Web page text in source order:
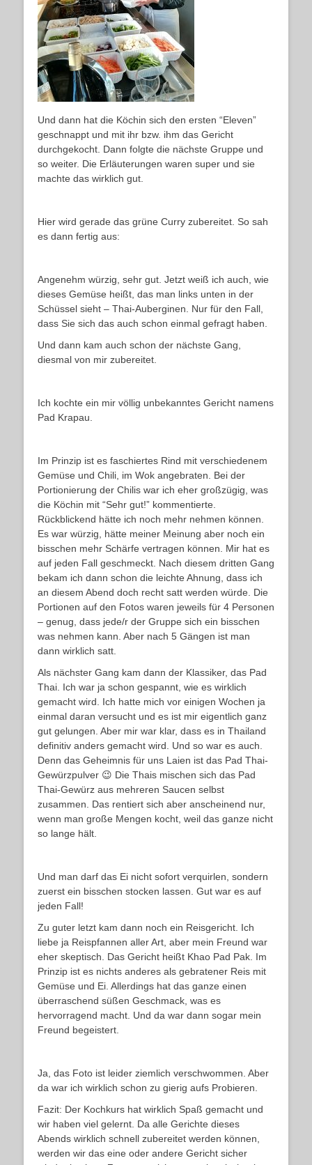
Und dann hat die Köchin sich den ersten “Eleven”
geschnappt und mit ihr bzw. ihm das Gericht
durchgekocht. Dann folgte die nächste Gruppe und
so weiter. Die Erläuterungen waren super und sie
machte das wirklich gut.
Hier wird gerade das grüne Curry zubereitet. So sah
es dann fertig aus:
Angenehm würzig, sehr gut. Jetzt weiß ich auch, wie
dieses Gemüse heißt, das man links unten in der
Schüssel sieht – Thai-Auberginen. Nur für den Fall,
dass Sie sich das auch schon einmal gefragt haben.
Und dann kam auch schon der nächste Gang,
diesmal von mir zubereitet.
Ich kochte ein mir völlig unbekanntes Gericht namens
Pad Krapau.
Im Prinzip ist es faschiertes Rind mit verschiedenem
Gemüse und Chili, im Wok angebraten. Bei der
Portionierung der Chilis war ich eher großzügig, was
die Köchin mit “Sehr gut!” kommentierte.
Rückblickend hätte ich noch mehr nehmen können.
Es war würzig, hätte meiner Meinung aber noch ein
bisschen mehr Schärfe vertragen können. Mir hat es
auf jeden Fall geschmeckt. Nach diesem dritten Gang
bekam ich dann schon die leichte Ahnung, dass ich
an diesem Abend doch recht satt werden würde. Die
Portionen auf den Fotos waren jeweils für 4 Personen
– genug, dass jede/r der Gruppe sich ein bisschen
was nehmen kann. Aber nach 5 Gängen ist man
dann wirklich satt.
Als nächster Gang kam dann der Klassiker, das Pad
Thai. Ich war ja schon gespannt, wie es wirklich
gemacht wird. Ich hatte mich vor einigen Wochen ja
einmal daran versucht und es ist mir eigentlich ganz
gut gelungen. Aber mir war klar, dass es in Thailand
definitiv anders gemacht wird. Und so war es auch.
Denn das Geheimnis für uns Laien ist das Pad Thai-
Gewürzpulver 😉 Die Thais mischen sich das Pad
Thai-Gewürz aus mehreren Saucen selbst
zusammen. Das rentiert sich aber anscheinend nur,
wenn man große Mengen kocht, weil das ganze nicht
so lange hält.
Und man darf das Ei nicht sofort verquirlen, sondern
zuerst ein bisschen stocken lassen. Gut war es auf
jeden Fall!
Zu guter letzt kam dann noch ein Reisgericht. Ich
liebe ja Reispfannen aller Art, aber mein Freund war
eher skeptisch. Das Gericht heißt Khao Pad Pak. Im
Prinzip ist es nichts anderes als gebratener Reis mit
Gemüse und Ei. Allerdings hat das ganze einen
überraschend süßen Geschmack, was es
hervorragend macht. Und da war dann sogar mein
Freund begeistert.
Ja, das Foto ist leider ziemlich verschwommen. Aber
da war ich wirklich schon zu gierig aufs Probieren.
Fazit: Der Kochkurs hat wirklich Spaß gemacht und
wir haben viel gelernt. Da alle Gerichte dieses
Abends wirklich schnell zubereitet werden können,
werden wir das eine oder andere Gericht sicher